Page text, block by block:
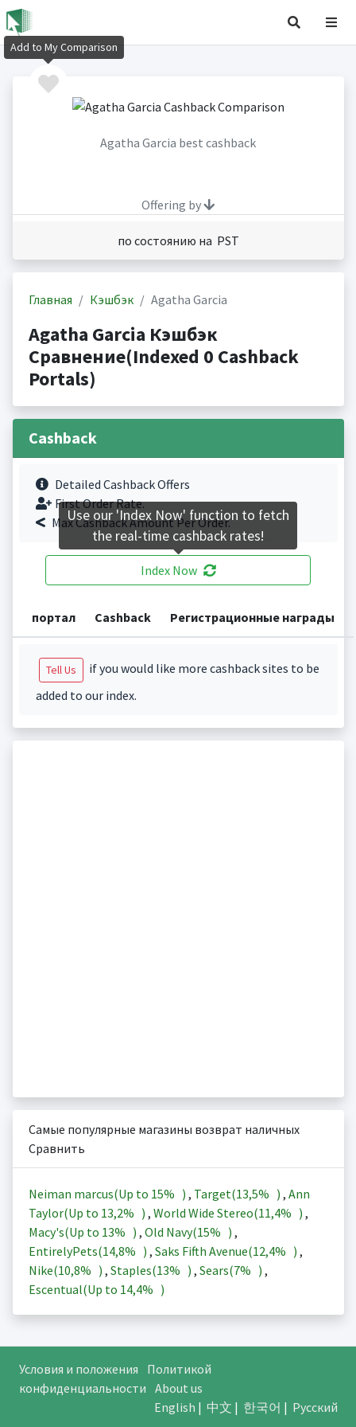
Agatha Garcia best cashback
Offering by
по состоянию на PST
Главная Кэшбэк Agatha Garcia
Agatha Garcia Кэшбэк
Сравнение(Indexed 0 Cashback
Portals)
Cashback
Detailed Cashback Offers
First Order Rate.
Max Cashback Amount Per Order.
Index Now
портал Cashback Регистрационные награды
Tell Us
if you would like more cashback sites to be
added to our index.
Самые популярные магазины возврат наличных
Сравнить
Neiman marcus(Up to 15% ) , Target(13,5% ) , Ann
Taylor(Up to 13,2% ) , World Wide Stereo(11,4% ) ,
Macy's(Up to 13% ) , Old Navy(15% ) ,
EntirelyPets(14,8% ) , Saks Fifth Avenue(12,4% ) ,
Nike(10,8% ) , Staples(13% ) , Sears(7% ) ,
Escentual(Up to 14,4% )
Условия и положения
Политикой
конфиденциальности About us
English | 中文 | 한국어 | Русский
Add to My Comparison
Use our 'Index Now' function to fetch
the real-time cashback rates!